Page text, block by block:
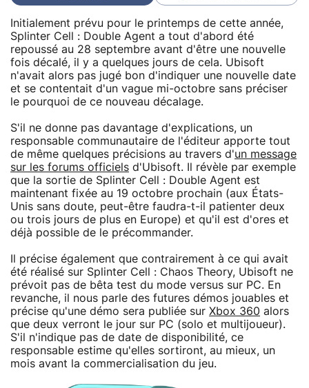
Initialement prévu pour le printemps de cette année,
Splinter Cell : Double Agent a tout d'abord été
repoussé au 28 septembre avant d'être une nouvelle
fois décalé, il y a quelques jours de cela. Ubisoft
n'avait alors pas jugé bon d'indiquer une nouvelle date
et se contentait d'un vague mi-octobre sans préciser
le pourquoi de ce nouveau décalage.
S'il ne donne pas davantage d'explications, un
responsable communautaire de l'éditeur apporte tout
de même quelques précisions au travers d'un message
sur les forums officiels d'Ubisoft. Il révèle par exemple
que la sortie de Splinter Cell : Double Agent est
maintenant fixée au 19 octobre prochain (aux États-
Unis sans doute, peut-être faudra-t-il patienter deux
ou trois jours de plus en Europe) et qu'il est d'ores et
déjà possible de le précommander.
Il précise également que contrairement à ce qui avait
été réalisé sur Splinter Cell : Chaos Theory, Ubisoft ne
prévoit pas de bêta test du mode versus sur PC. En
revanche, il nous parle des futures démos jouables et
précise qu'une démo sera publiée sur Xbox 360 alors
que deux verront le jour sur PC (solo et multijoueur).
S'il n'indique pas de date de disponibilité, ce
responsable estime qu'elles sortiront, au mieux, un
mois avant la commercialisation du jeu.